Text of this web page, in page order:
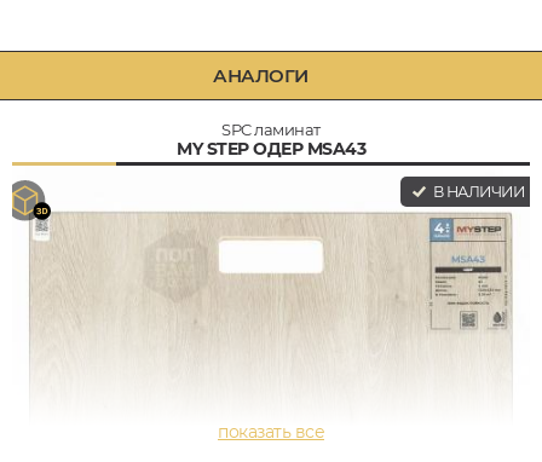
АНАЛОГИ
SPC ламинат
MY STEP ОДЕР MSA43
В НАЛИЧИИ